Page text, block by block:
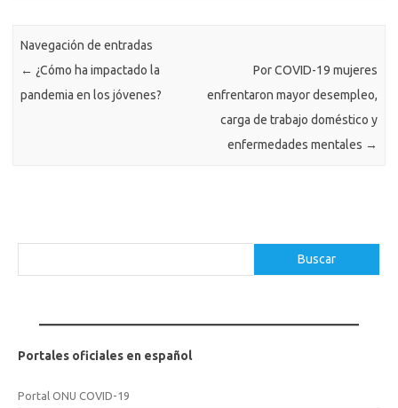
Navegación de entradas
← ¿Cómo ha impactado la
pandemia en los jóvenes?
Por COVID-19 mujeres
enfrentaron mayor desempleo,
carga de trabajo doméstico y
enfermedades mentales →
Buscar
Portales oficiales en español
Portal ONU COVID-19